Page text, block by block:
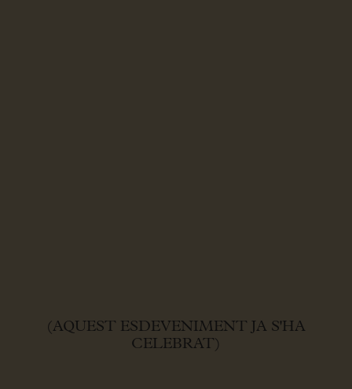
(AQUEST ESDEVENIMENT JA S'HA
CELEBRAT)